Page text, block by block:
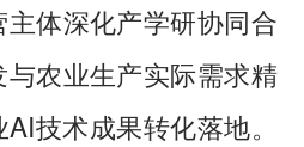
体深化产学研协同合
农业生产实际需求精
技术成果转化落地。